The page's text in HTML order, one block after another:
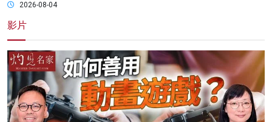
2026-08-04
影片